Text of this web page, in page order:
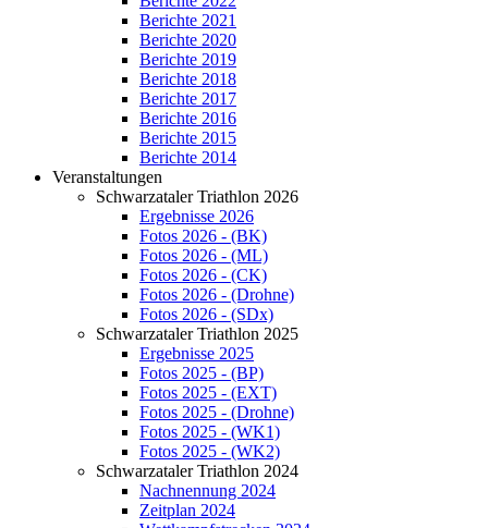
Berichte 2021
Berichte 2020
Berichte 2019
Berichte 2018
Berichte 2017
Berichte 2016
Berichte 2015
Berichte 2014
Veranstaltungen
Schwarzataler Triathlon 2026
Ergebnisse 2026
Fotos 2026 - (BK)
Fotos 2026 - (ML)
Fotos 2026 - (CK)
Fotos 2026 - (Drohne)
Fotos 2026 - (SDx)
Schwarzataler Triathlon 2025
Ergebnisse 2025
Fotos 2025 - (BP)
Fotos 2025 - (EXT)
Fotos 2025 - (Drohne)
Fotos 2025 - (WK1)
Fotos 2025 - (WK2)
Schwarzataler Triathlon 2024
Nachnennung 2024
Zeitplan 2024